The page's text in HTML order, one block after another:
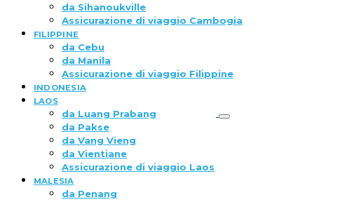
da Sihanoukville
Assicurazione di viaggio Cambogia
FILIPPINE
da Cebu
da Manila
Assicurazione di viaggio Filippine
INDONESIA
LAOS
da Luang Prabang
da Pakse
da Vang Vieng
da Vientiane
Assicurazione di viaggio Laos
MALESIA
da Penang